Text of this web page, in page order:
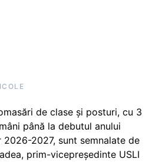
de clase și posturi, cu 3
până la debutul anului
2026-2027, sunt semnalate de
prim-vicepreședinte USLI